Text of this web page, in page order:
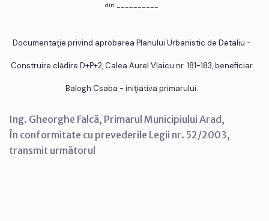
din __________
Documentaţie privind aprobarea Planului Urbanistic de Detaliu -
Construire clădire D+P+2, Calea Aurel Vlaicu nr. 181-183, beneficiar
Balogh Csaba - iniţiativa primarului.
Ing. Gheorghe Falcă, Primarul Municipiului Arad,
În conformitate cu prevederile Legii nr. 52/2003,
transmit următorul